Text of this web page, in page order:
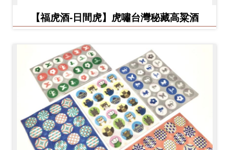
【福虎酒-日間虎】虎嘯台灣秘藏高粱酒